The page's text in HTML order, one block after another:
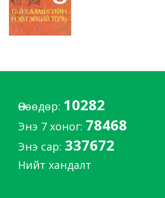
Өнөөдөр: 10282
Энэ 7 хоног: 78468
Энэ сар: 337672
Нийт хандалт